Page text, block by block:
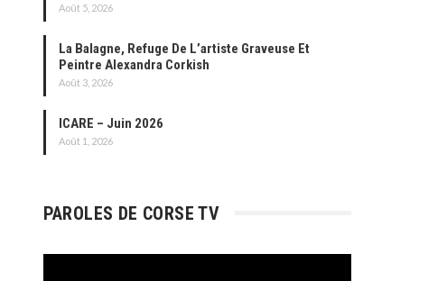
Août 5, 2026
La Balagne, Refuge De L’artiste Graveuse Et
Peintre Alexandra Corkish
Août 3, 2026
ICARE – Juin 2026
Août 1, 2026
PAROLES DE CORSE TV